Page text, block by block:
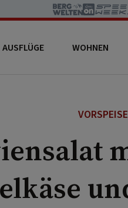
AUSFLÜGE WOHNEN
VORSPEISE